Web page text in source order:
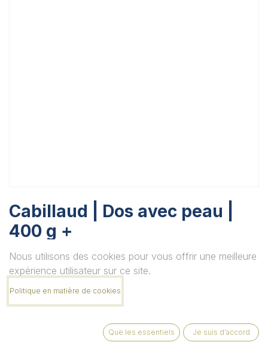
Cabillaud | Dos avec peau |
400 g +
Unité
Quantité
Nous utilisons des cookies pour vous offrir une meilleure
expérience utilisateur sur ce site.
Politique en matière de cookies
Que les essentiels Je suis d'accord